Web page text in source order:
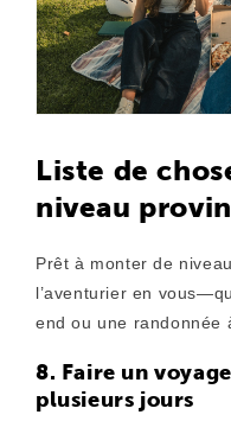
Liste de
niveau
Prêt à monter de
l’aventurier en
end ou une randonnée
8. Faire un
plusieurs jours